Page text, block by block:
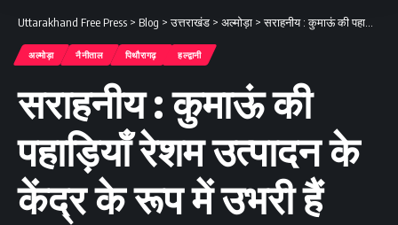
Uttarakhand Free Press > Blog >उत्तराखंड > अल्मोड़ा >सराहनीय : कुमाऊं की पहाड़ियाँ रेशम उत्पादन के केंद्र के रूप में उभरी हैं
अल्मोड़ा नैनीताल पिथौरागढ़ हल्द्वानी
सराहनीय : कुमाऊं की
पहाड़ियाँ रेशम उत्पादन के
केंद्र के रूप में उभरी हैं